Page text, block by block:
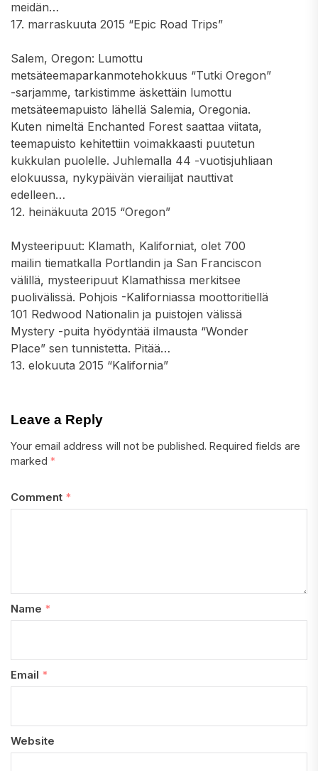
meidän…
17. marraskuuta 2015 “Epic Road Trips”
Salem, Oregon: Lumottu
metsäteemaparkanmotehokkuus “Tutki Oregon”
-sarjamme, tarkistimme äskettäin lumottu
metsäteemapuisto lähellä Salemia, Oregonia.
Kuten nimeltä Enchanted Forest saattaa viitata,
teemapuisto kehitettiin voimakkaasti puutetun
kukkulan puolelle. Juhlemalla 44 -vuotisjuhliaan
elokuussa, nykypäivän vierailijat nauttivat
edelleen…
12. heinäkuuta 2015 “Oregon”
Mysteeripuut: Klamath, Kaliforniat, olet 700
mailin tiematkalla Portlandin ja San Franciscon
välillä, mysteeripuut Klamathissa merkitsee
puolivälissä. Pohjois -Kaliforniassa moottoritiellä
101 Redwood Nationalin ja puistojen välissä
Mystery -puita hyödyntää ilmausta “Wonder
Place” sen tunnistetta. Pitää…
13. elokuuta 2015 “Kalifornia”
Leave a Reply
Your email address will not be published. Required fields are
marked *
Comment *
Name *
Email *
Website